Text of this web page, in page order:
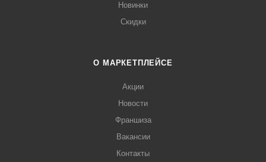
Новинки
Скидки
О МАРКЕТПЛЕЙСЕ
Акции
Новости
Франшиза
Вакансии
Контакты